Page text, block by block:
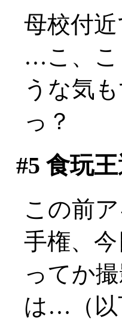
母校付
…こ、こ
うな気
っ？
#5 食玩
この前
手権、
ってか
は…（以